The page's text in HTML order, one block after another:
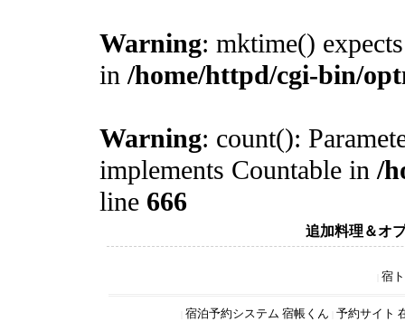
Warning: mktime()
in/home/httpd/cgi-bin/
Warning: count():
implements Countable in/
line 666
追加料理＆オ
宿
宿泊予約システム 宿帳くん 予約サイト